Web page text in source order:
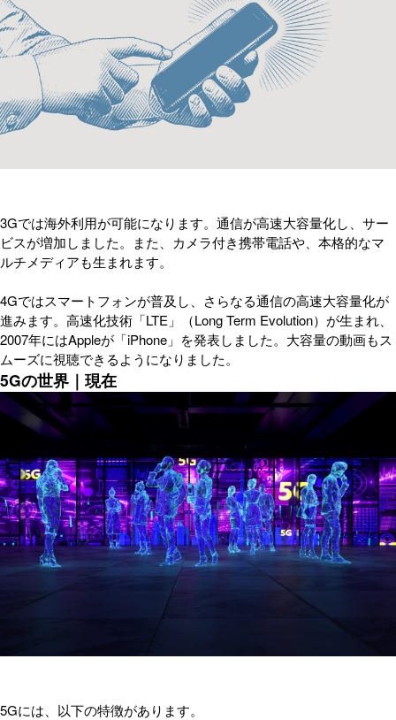
3Gでは海外利用が可能になります。通信が高速大容量化し、サー
ビスが増加しました。また、カメラ付き携帯電話や、本格的なマ
ルチメディアも生まれます。
4Gではスマートフォンが普及し、さらなる通信の高速大容量化が
進みます。高速化技術「LTE」（Long Term Evolution）が生まれ、
2007年にはAppleが「iPhone」を発表しました。大容量の動画もス
ムーズに視聴できるようになりました。
5Gの世界｜現在
5Gには、以下の特徴があります。